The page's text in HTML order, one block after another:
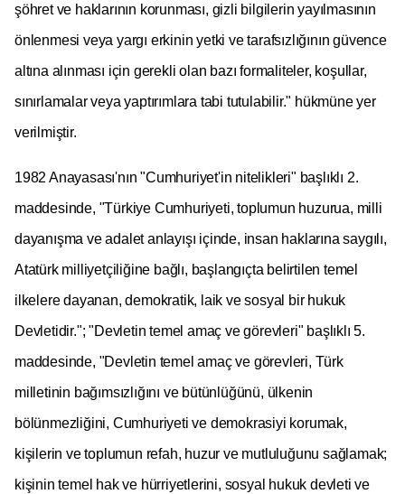
şöhret ve haklarının korunması, gizli bilgilerin yayılmasının
önlenmesi veya yargı erkinin yetki ve tarafsızlığının güvence
altına alınması için gerekli olan bazı formaliteler, koşullar,
sınırlamalar veya yaptırımlara tabi tutulabilir." hükmüne yer
verilmiştir.
1982 Anayasası'nın "Cumhuriyet'in nitelikleri" başlıklı 2.
maddesinde, "Türkiye Cumhuriyeti, toplumun huzurua, milli
dayanışma ve adalet anlayışı içinde, insan haklarına saygılı,
Atatürk milliyetçiliğine bağlı, başlangıçta belirtilen temel
ilkelere dayanan, demokratik, laik ve sosyal bir hukuk
Devletidir."; "Devletin temel amaç ve görevleri" başlıklı 5.
maddesinde, "Devletin temel amaç ve görevleri, Türk
milletinin bağımsızlığını ve bütünlüğünü, ülkenin
bölünmezliğini, Cumhuriyeti ve demokrasiyi korumak,
kişilerin ve toplumun refah, huzur ve mutluluğunu sağlamak;
kişinin temel hak ve hürriyetlerini, sosyal hukuk devleti ve